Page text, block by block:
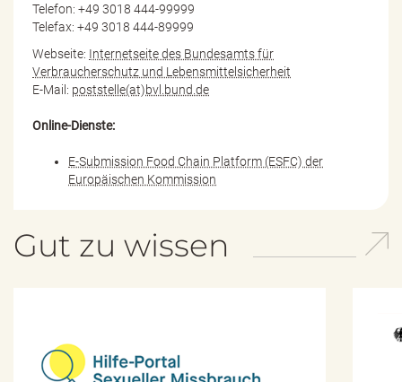
Telefon: +49 3018 444-99999
Telefax: +49 3018 444-89999
Webseite: Internetseite des Bundesamts für
Verbraucherschutz und Lebensmittelsicherheit
E-Mail: poststelle(at)bvl.bund.de
Online-Dienste:
E-Submission Food Chain Platform (ESFC) der
Europäischen Kommission
Gut zu wissen